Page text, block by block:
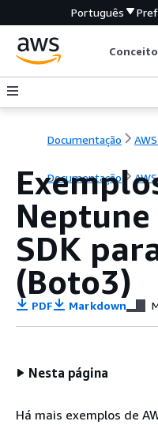
Português
Documentação
Documentação
SDK
(Boto3)
PDF Markdown
Nesta página
Há mais exemplos de